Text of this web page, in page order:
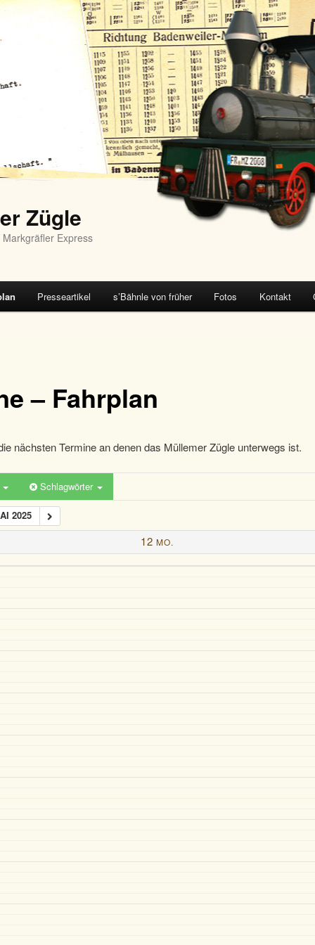
Zügle
Express
Presseartikel s’Bähnle von früher Fotos Kontakt
– Fahrplan
nächsten Termine an denen das Müllemer Zügle unterwegs ist.
Schlagwörter
2025
12 MO.